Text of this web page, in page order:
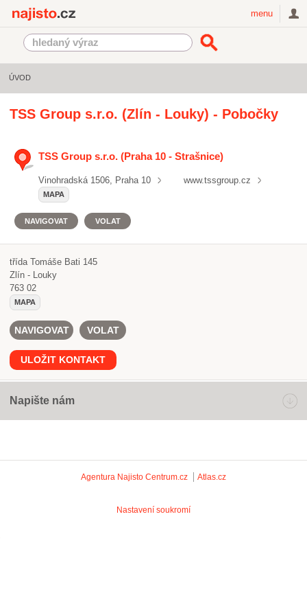
menu
ÚVOD
TSS Group s.r.o. (Zlín - Louky) - Pobočky
TSS Group s.r.o. (Praha 10 - Strašnice)
Vinohradská 1506, Praha 10 www.tssgroup.cz
MAPA
NAVIGOVAT VOLAT
třída Tomáše Bati 145
Zlín - Louky
763 02
MAPA
NAVIGOVAT VOLAT
ULOŽIT KONTAKT
Napište nám
Agentura Najisto Centrum.cz Atlas.cz
Nastavení soukromí